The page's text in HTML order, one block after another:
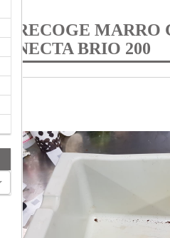
RECOGE MARRO
NECTA BRIO 200